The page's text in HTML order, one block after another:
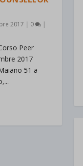
2017 | 0 |
Peer
2017
51 a